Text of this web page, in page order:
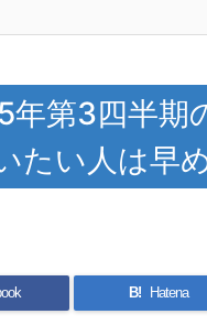
第3四半期
たい人は早
B! Hatena